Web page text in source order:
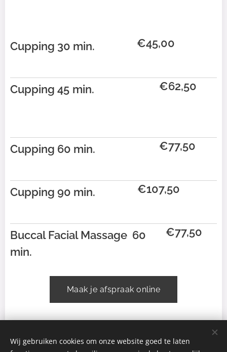
Cupping 30 min. €45,00
Cupping 45 min. €62,50
Cupping 60 min. €77,50
Cupping 90 min. €107,50
Buccal Facial Massage 60
min.
€77,50
Maak je afspraak online
Wij gebruiken cookies om onze website goed te laten